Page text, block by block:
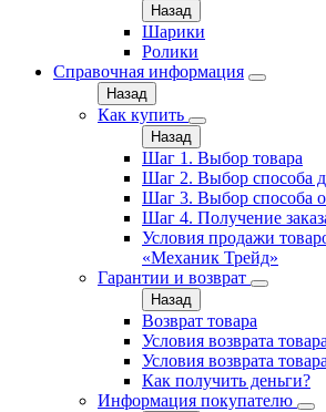
Назад
Шарики
Ролики
Справочная информация
Назад
Как купить
Назад
Шаг 1. Выбор товара
Шаг 2. Выбор способа
Шаг 3. Выбор способа
Шаг 4. Получение
Условия продажи
«Механик Трейд»
Гарантии и возврат
Назад
Возврат товара
Условия возврата
Условия возврата
Как получить деньги?
Информация покупателю